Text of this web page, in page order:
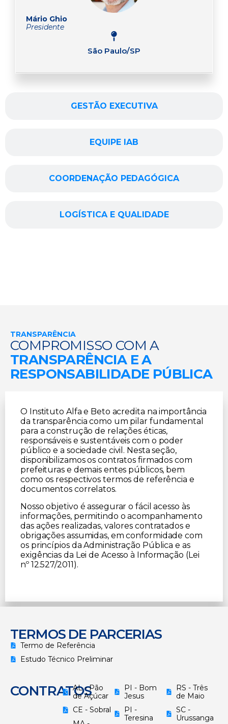
GESTÃO EXECUTIVA
EQUIPE IAB
COORDENAÇÃO PEDAGÓGICA
LOGÍSTICA E QUALIDADE
Mário Ghio
Presidente
São Paulo/SP
TRANSPARÊNCIA
COMPROMISSO COM A
TRANSPARÊNCIA E A
RESPONSABILIDADE PÚBLICA
O Instituto Alfa e Beto acredita na importância
da transparência como um pilar fundamental
para a construção de relações éticas,
responsáveis e sustentáveis com o poder
público e a sociedade civil. Nesta seção,
disponibilizamos os contratos firmados com
prefeituras e demais entes públicos, bem
como os respectivos termos de referência e
documentos correlatos.
Nosso objetivo é assegurar o fácil acesso às
informações, permitindo o acompanhamento
das ações realizadas, valores contratados e
obrigações assumidas, em conformidade com
os princípios da Administração Pública e as
exigências da Lei de Acesso à Informação (Lei
nº 12.527/2011).
TERMOS DE PARCERIAS
Termo de Referência
Estudo Técnico Preliminar
CONTRATOS
AL - Pão
de Açúcar
CE - Sobral
PI - Bom
Jesus
PI -
Teresina
RS - Três
de Maio
SC -
Urussanga